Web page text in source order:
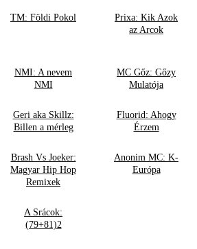
TM: Földi Pokol
Prixa: Kik Azok
az Arcok
NMI: A nevem
NMI
MC Gőz: Gőzy
Mulatója
Geri aka Skillz:
Billen a mérleg
Fluorid: Ahogy
Érzem
Brash Vs Joeker:
Magyar Hip Hop
Remixek
Anonim MC: K-
Európa
A Srácok:
(79+81)2